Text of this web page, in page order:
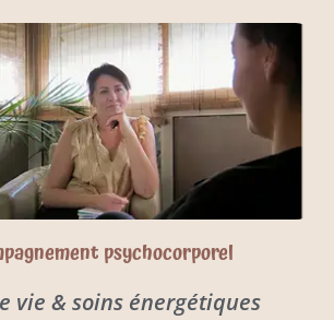
psychocorporel
vie & soins énergétiques